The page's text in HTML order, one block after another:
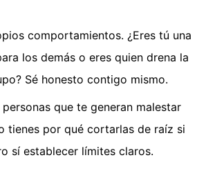
comportamientos. ¿Eres tú una
los demás o eres quien drena la
Sé honesto contigo mismo.
que te generan malestar
tienes por qué cortarlas de raíz si
sí establecer límites claros.